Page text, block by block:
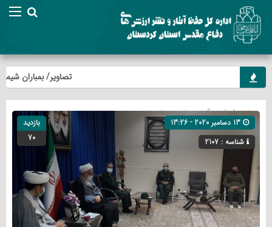
تصاویر/ بمباران شیمیایی
صفحه اصلی» گروه »خبر»ویژه
شناسه : 2107
بازدید
70